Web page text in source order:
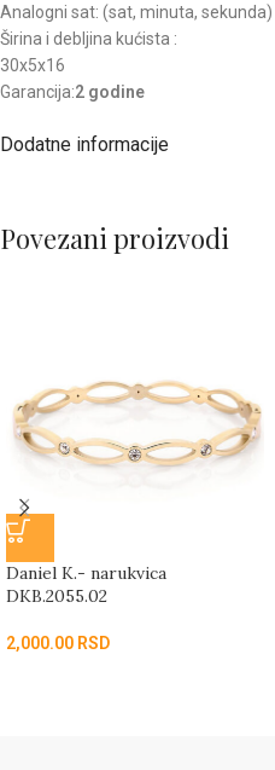
Analogni sat: (sat, minuta, sekunda)
Širina i debljina kućista :
30x5x16
Garancija:2 godine
Dodatne informacije
Povezani proizvodi
Daniel K.- narukvica
DKB.2055.02
2,000.00 RSD